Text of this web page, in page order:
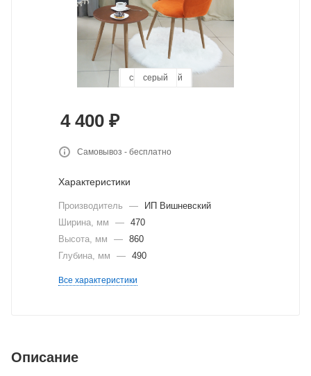
оранжевый
бежевый
изумрудный
коричневый
красный
пыльная роза
светло-синий
серый
4 400 ₽
Самовывоз - бесплатно
Характеристики
Производитель —
ИП Вишневский
Ширина, мм
— 470
Высота, мм
— 860
Глубина, мм
— 490
Все характеристики
Описание